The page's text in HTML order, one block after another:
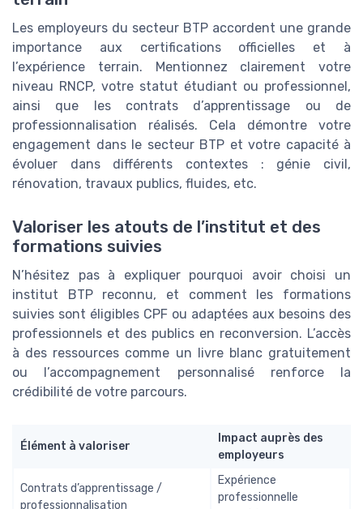
Les employeurs du secteur BTP accordent une grande
importance aux certifications officielles et à
l’expérience terrain. Mentionnez clairement votre
niveau RNCP, votre statut étudiant ou professionnel,
ainsi que les contrats d’apprentissage ou de
professionnalisation réalisés. Cela démontre votre
engagement dans le secteur BTP et votre capacité à
évoluer dans différents contextes : génie civil,
rénovation, travaux publics, fluides, etc.
Valoriser les atouts de l’institut et des
formations suivies
N’hésitez pas à expliquer pourquoi avoir choisi un
institut BTP reconnu, et comment les formations
suivies sont éligibles CPF ou adaptées aux besoins des
professionnels et des publics en reconversion. L’accès
à des ressources comme un livre blanc gratuitement
ou l’accompagnement personnalisé renforce la
crédibilité de votre parcours.
Élément à valoriser
Impact auprès des
employeurs
Contrats d’apprentissage /
professionnalisation
Expérience
professionnelle